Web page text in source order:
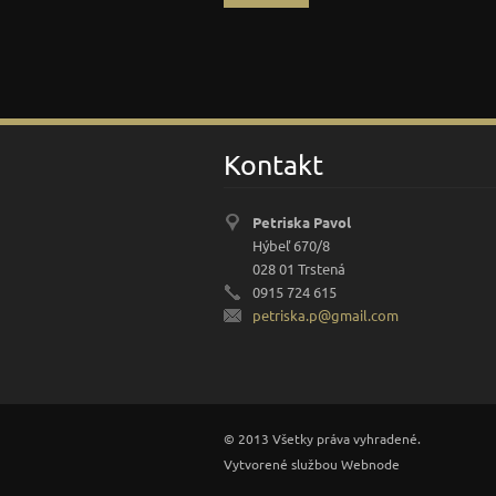
Kontakt
Petriska Pavol
Hýbeľ 670/8
028 01 Trstená
0915 724 615
petriska.p@gmail.com
© 2013 Všetky práva vyhradené.
Vytvorené službou Webnode